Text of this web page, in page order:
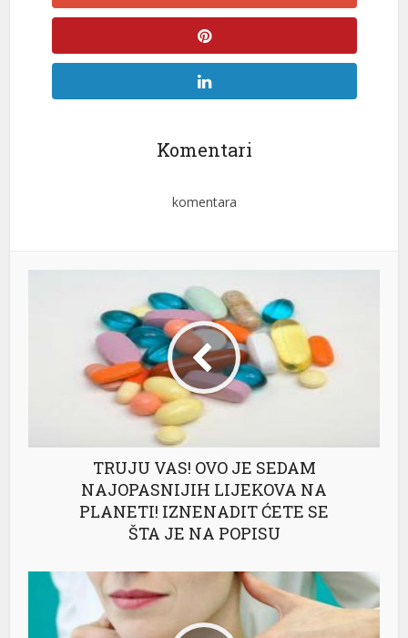
Komentari
komentara
TRUJU VAS! OVO JE SEDAM
NAJOPASNIJIH LIJEKOVA NA
PLANETI! IZNENADIT ĆETE SE
ŠTA JE NA POPISU